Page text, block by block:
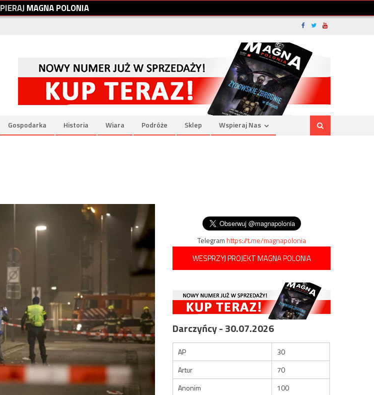
PIERAJMAGNAPOLONIA
Gospodarka Historia Wiara Podróże Sklep Wspieraj Nas
Telegramhttps://t.me/magnapolonia
WESPRZYJ PROJEKT MAGNA POLONIA
Darczyńcy - 30.07.2026
AP
30
Artur
70
Anonim
100